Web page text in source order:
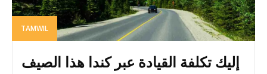
TAMWIL
إليك تكلفة القيادة عبر كندا هذا الصيف